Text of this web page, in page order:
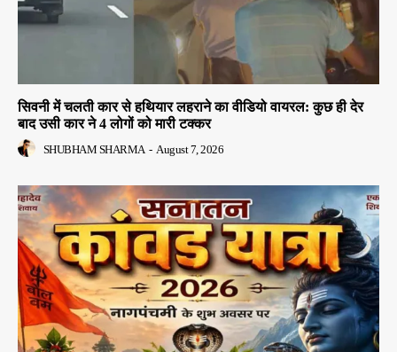
सिवनी में चलती कार से हथियार लहराने का वीडियो वायरल: कुछ ही देर
बाद उसी कार ने 4 लोगों को मारी टक्कर
SHUBHAM SHARMA - August 7, 2026